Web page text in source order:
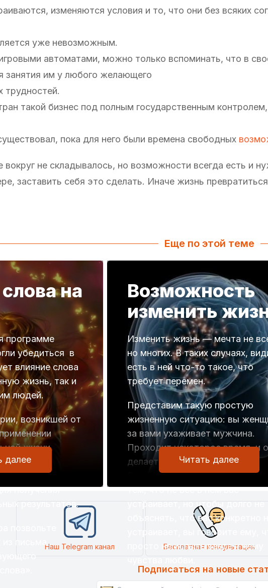
изменяются условия и то, что они без всяких
уже невозможным.
автоматами, можно только вспоминать, что в
занятия им у любого желающего
трудностей.
такой бизнес под полным государственным
пока для него были времена свободных
не складывалось, но возможности всегда есть и
заставить себя это сделать. Иначе жизнь
Еще по этой теме
на
программе
убедиться в
влияние слова
жизнь, так и
людей.
возникшей от
жизни,
пытаются
получения
результатов.
позвольте
из письма
далее
Возможность
изменить
Изменить жизнь — мечта не
но многих. В таких случаях,
есть в ней что-то такое, что
требует перемен.
Представим такую простую
жизненную ситуацию: вы
за вами ухаживает мужчина.
Проходит некоторое время, и
делает вам предложение.
Вы ему отказываете, мотивируя
тем, что не все в нем вас
устраивает, но чтобы долго не
объяснять, что вас конкретно
устраивает, вы говорите ему,
просто не испытываете к нему
чувства любви.
С вашей точки зрения, причина
Читать далее
Наш Telegram канал Бесплатная консультация
Подписаться на новые